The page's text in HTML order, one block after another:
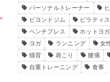
パーソナルトレーナー
ビヨンドジム
ピラティス
ベンチプレス
ホットヨガ
ヨガ
ランニング 女
猫背
肩こり 腰痛
自重トレーニング
食事